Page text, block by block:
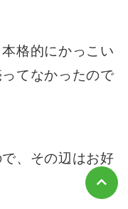
格的にかっこい
てなかったので
、その辺はお好